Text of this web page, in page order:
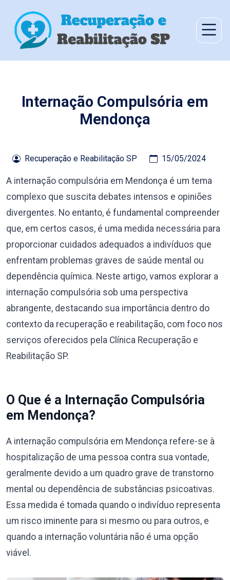
Internação Compulsória em
Mendonça
Recuperação e Reabilitação SP 15/05/2024
A internação compulsória em Mendonça é um tema
complexo que suscita debates intensos e opiniões
divergentes. No entanto, é fundamental compreender
que, em certos casos, é uma medida necessária para
proporcionar cuidados adequados a indivíduos que
enfrentam problemas graves de saúde mental ou
dependência química. Neste artigo, vamos explorar a
internação compulsória sob uma perspectiva
abrangente, destacando sua importância dentro do
contexto da recuperação e reabilitação, com foco nos
serviços oferecidos pela Clínica Recuperação e
Reabilitação SP.
O Que é a Internação Compulsória
em Mendonça?
A internação compulsória em Mendonça refere-se à
hospitalização de uma pessoa contra sua vontade,
geralmente devido a um quadro grave de transtorno
mental ou dependência de substâncias psicoativas.
Essa medida é tomada quando o indivíduo representa
um risco iminente para si mesmo ou para outros, e
quando a internação voluntária não é uma opção
viável.